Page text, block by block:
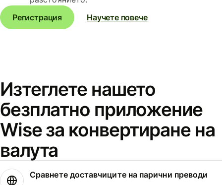
Регистрация
Научете повече
Изтеглете нашето
безплатно приложение
Wise за конвертиране на
валута
Сравнете доставчиците на парични преводи